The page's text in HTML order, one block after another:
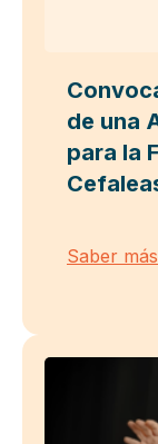
de una
para la
Saber más